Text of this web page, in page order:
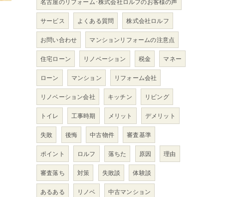
名古屋のリフォーム･株式会社ロルフのお客様の声
サービス よくある質問 株式会社ロルフ
お問い合わせ マンションリフォームの注意点
住宅ローン リノベーション 税金 マネー
ローン マンション リフォーム会社
リノベーション会社 キッチン リビング
トイレ 工事時期 メリット デメリット
失敗 後悔 中古物件 審査基準
ポイント ロルフ 落ちた 原因 理由
審査落ち 対策 失敗談 体験談
あるある リノベ 中古マンション